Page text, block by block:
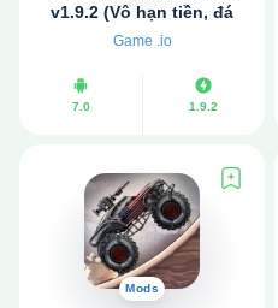
v1.9.2 (Vô hạn tiền, đá
quý)
Game .io
7.0 1.9.2
Mods